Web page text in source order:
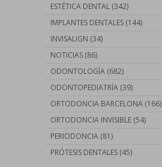
ESTÉTICA DENTAL (342)
IMPLANTES DENTALES (144)
INVISALIGN (34)
NOTICIAS (86)
ODONTOLOGÍA (682)
ODONTOPEDIATRÍA (39)
ORTODONCIA BARCELONA (166)
ORTODONCIA INVISIBLE (54)
PERIODONCIA (81)
PRÓTESIS DENTALES (45)